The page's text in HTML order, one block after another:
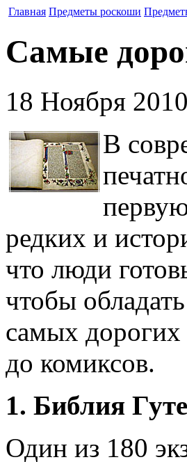
Главная Предметы роскоши
Самые
18 Ноября 2010
В
редких и
что люди
чтобы
самых дорогих
до комиксов.
1. Библия
Один из 180